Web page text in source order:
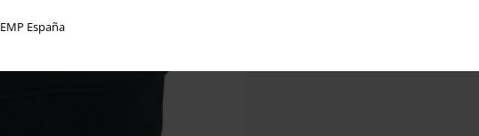
EMP España